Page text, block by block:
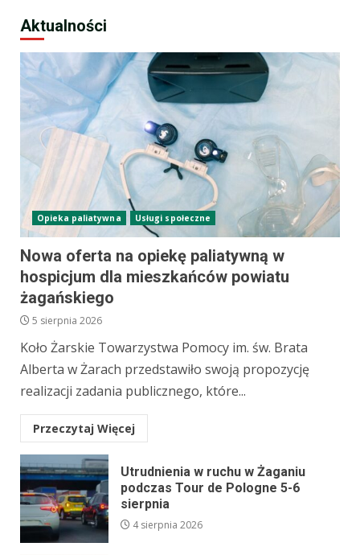
Aktualności
Opieka paliatywna Usługi społeczne
Nowa oferta na opiekę paliatywną w
hospicjum dla mieszkańców powiatu
żagańskiego
5 sierpnia 2026
Koło Żarskie Towarzystwa Pomocy im. św. Brata
Alberta w Żarach przedstawiło swoją propozycję
realizacji zadania publicznego, które...
Przeczytaj Więcej
Utrudnienia w ruchu w Żaganiu
podczas Tour de Pologne 5-6
sierpnia
4 sierpnia 2026